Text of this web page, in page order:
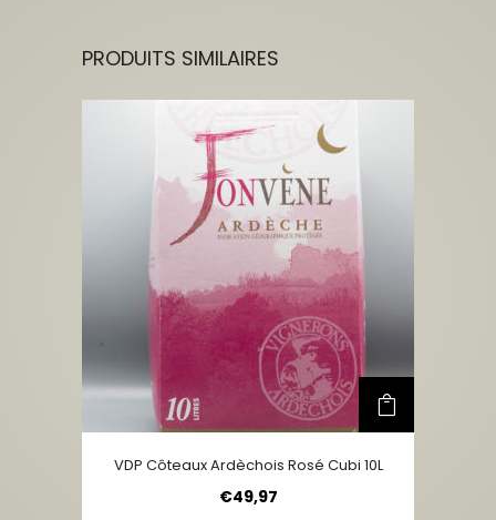
PRODUITS SIMILAIRES
VDP Côteaux Ardèchois Rosé Cubi 10L
€49,97